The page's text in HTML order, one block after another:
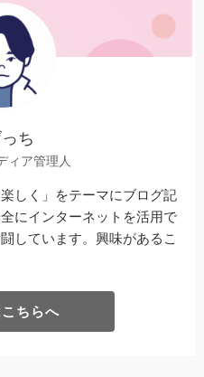
ち
ィア管理人
しく」をテーマにブログ記
にインターネットを活用で
しています。興味があるこ
ちらへ